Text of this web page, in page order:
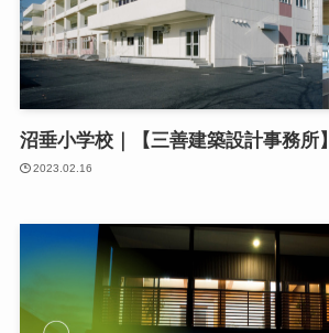
沼垂小学校｜【三善建築設計事務所】
2023.02.16